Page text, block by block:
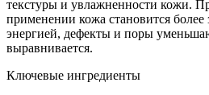
текстуры и увлажненности кожи.
применении кожа становится
энергией, дефекты и поры
выравнивается.
Ключевые ингредиенты